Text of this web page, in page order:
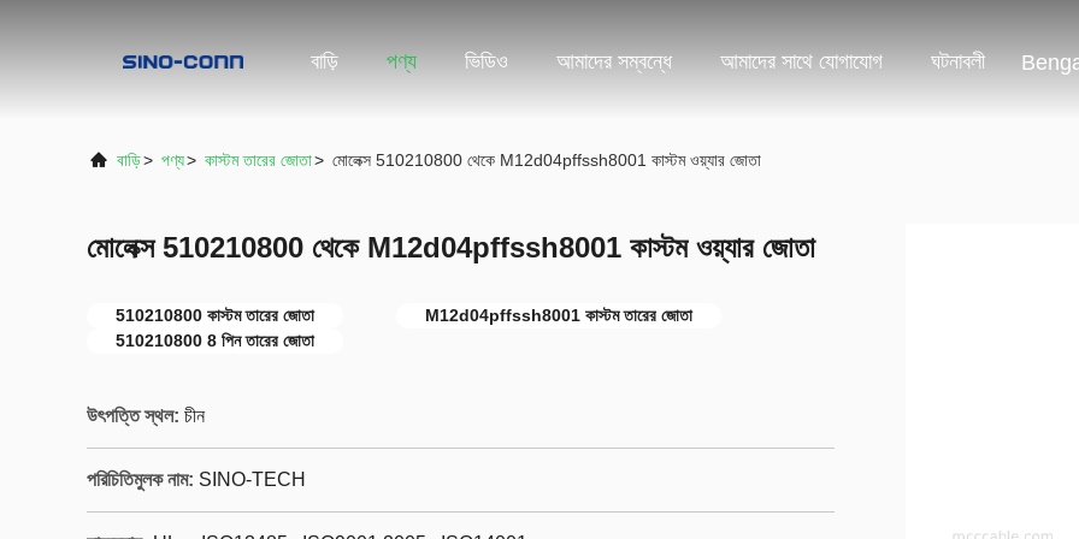
বাড়ি পণ্য ভিডিও আমাদের সম্বন্ধে আমাদের সাথে যোগাযোগ ঘটনাবলী
বাড়ি> পণ্য> কাস্টম তারের জোতা> মোলেক্স 510210800 থেকে M12d04pffssh8001 কাস্টম ওয়্যার জোতা
মোলেক্স 510210800 থেকে M12d04pffssh8001 কাস্টম ওয়্যার জোতা
510210800 কাস্টম তারের জোতা
M12d04pffssh8001 কাস্টম তারের জোতা
510210800 8 পিন তারের জোতা
উৎপত্তি স্থল: চীন
পরিচিতিমুলক নাম: SINO-TECH